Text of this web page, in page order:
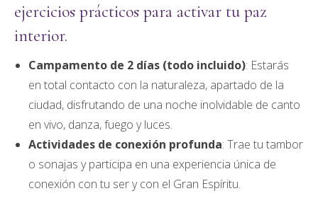
ejercicios prácticos para activar tu paz
interior.
Campamento de 2 días (todo incluido): Estarás
en total contacto con la naturaleza, apartado de la
ciudad, disfrutando de una noche inolvidable de canto
en vivo, danza, fuego y luces.
Actividades de conexión profunda: Trae tu tambor
o sonajas y participa en una experiencia única de
conexión con tu ser y con el Gran Espíritu.